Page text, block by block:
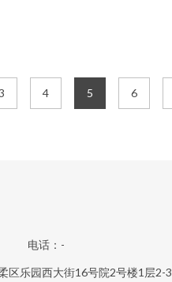
4 5 6
电话：-
区乐园西大街16号院2号楼1层2-3